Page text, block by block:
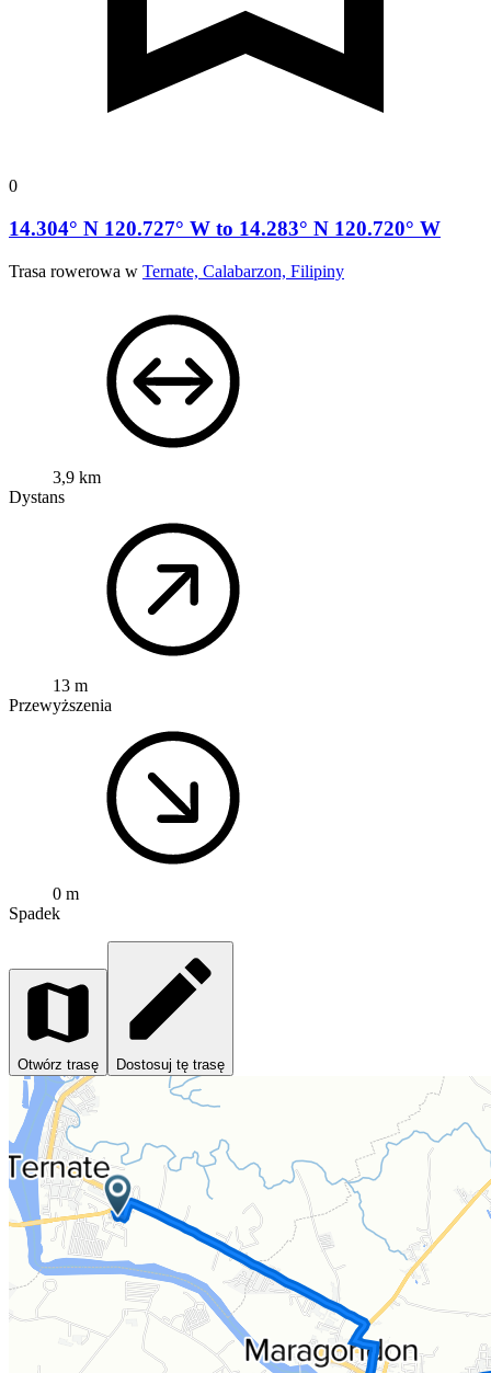
0
14.304° N 120.727° W to 14.283° N 120.720° W
Trasa rowerowa w Ternate, Calabarzon, Filipiny
3,9 km
Dystans
13 m
Przewyższenia
0 m
Spadek
Otwórz trasę Dostosuj tę trasę